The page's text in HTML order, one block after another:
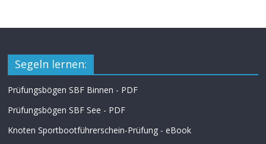
Segeln lernen:
Prüfungsbögen SBF Binnen - PDF
Prüfungsbögen SBF See - PDF
Knoten Sportbootführerschein-Prüfung - eBook